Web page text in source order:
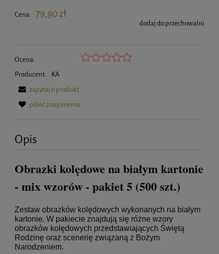
Cena: 79,90 zł
dodaj do przechowalni
Ocena:
Producent:
KA
zapytaj o produkt
poleć znajomemu
Opis
Obrazki kolędowe na białym kartonie
- mix wzorów - pakiet 5 (500 szt.)
Zestaw obrazków kolędowych wykonanych na białym
kartonie. W pakiecie znajdują się różne wzory
obrazków kolędowych przedstawiających Świętą
Rodzinę oraz scenerię związaną z Bożym
Narodzeniem.